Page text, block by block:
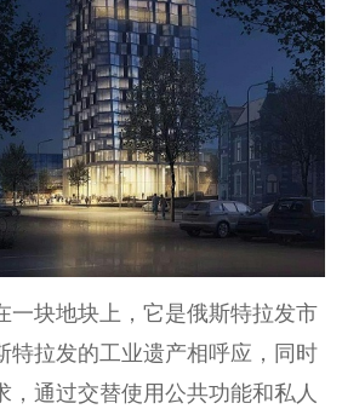
一块地块上，它是俄斯特拉发市
特拉发的工业遗产相呼应，同时
，通过交替使用公共功能和私人